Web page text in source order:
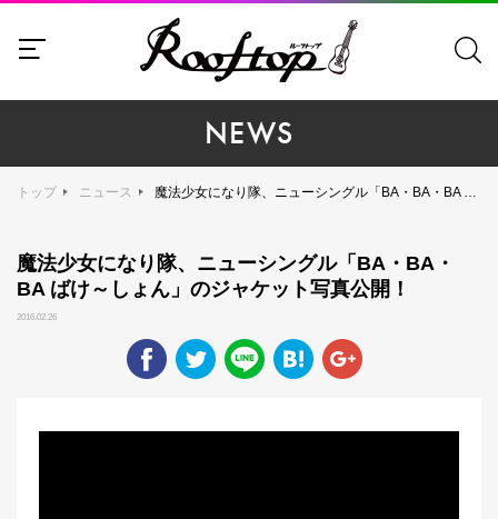
NEWS
トップ ニュース 魔法少女になり隊、ニューシングル「BA・BA・BA ばけ～しょん」のジャケット写真公開！
魔法少女になり隊、ニューシングル「BA・BA・
BA ばけ～しょん」のジャケット写真公開！
2016.02.26